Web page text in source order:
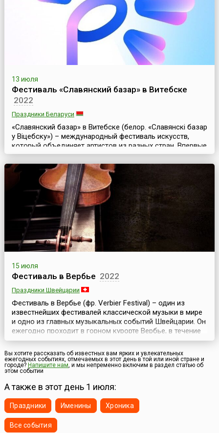
13 июля
Фестиваль «Славянский базар» в Витебске
2022
Праздники Беларуси
«Славянский базар» в Витебске (белор. «Славянскі базар
у Віцебску») – международный фестиваль искусств,
который объединяет артистов из разных стран. Впервые
он прошел в июле 1992 года. Уже тогда мероприятие
собрало более тысячи участников. И с тех пор
фестиваль проходит ежегодно, собирая с каждым
годом все больше участников.Это совместный проект
Белоруссии, России и Украины. Основная цель фест...
15 июля
Фестиваль в Вербье 2022
Праздники Швейцарии
Фестиваль в Вербье (фр. Verbier Festival) – один из
известнейших фестивалей классической музыки в мире
и одно из главных музыкальных событий Швейцарии. Он
ежегодно проходит в горном курорте Вербье, в течение
двух недель во второй половине июля.Фестиваль
возник в этом небольшом городке, в самом сердце
Швейцарских Альп, в 1994 году. Его создателем и
художественным руководителем стал Мартин Тайсо...
Вы хотите рассказать об известных вам ярких и увлекательных
ежегодных событиях, отмечаемых в этот день в той или иной стране и
городе? Напишите нам, и мы непременно включим в раздел статью об
этом событии
А также в этот день 1 июля:
Праздники Именины Хроника
Все события